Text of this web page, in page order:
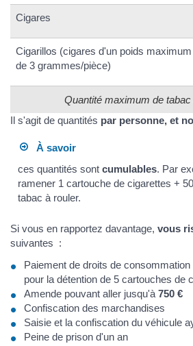
Quantité maximum de
Cigares
Cigarillos (cigares d'un poids maximum
de 3 grammes/pièce)
Il s'agit de quantités par personne, et
À savoir
ces quantités sontcumulables. Par
ramener 1 cartouche de cigarettes +
tabac à rouler.
Si vous en rapportez davantage, vous
suivantes :
Paiement de droits de consommation
pour la détention de 5 cartouches de
Amende pouvant aller jusqu'à 750 €
Confiscation des marchandises
Saisie et la confiscation du véhicule
Peine de prison d'un an